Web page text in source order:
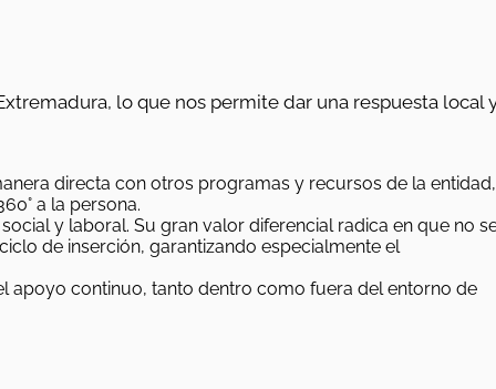
lo que nos permite dar una respuesta local
directa con otros programas y recursos de la entidad,
a la persona.
y laboral. Su gran valor diferencial radica en que no
de inserción, garantizando especialmente el
apoyo continuo, tanto dentro como fuera del entorno de